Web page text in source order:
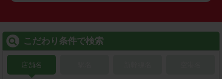
こだわり条件で検索
店舗名